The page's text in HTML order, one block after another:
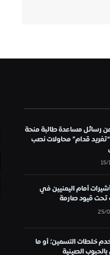
رسائل مساعدة طالبة منحة
قدام” محاولات نصب
أمام اليمنيين في
تحت قيود صارمة
25/
خلطات التسمين؛ أو ما
الصينية